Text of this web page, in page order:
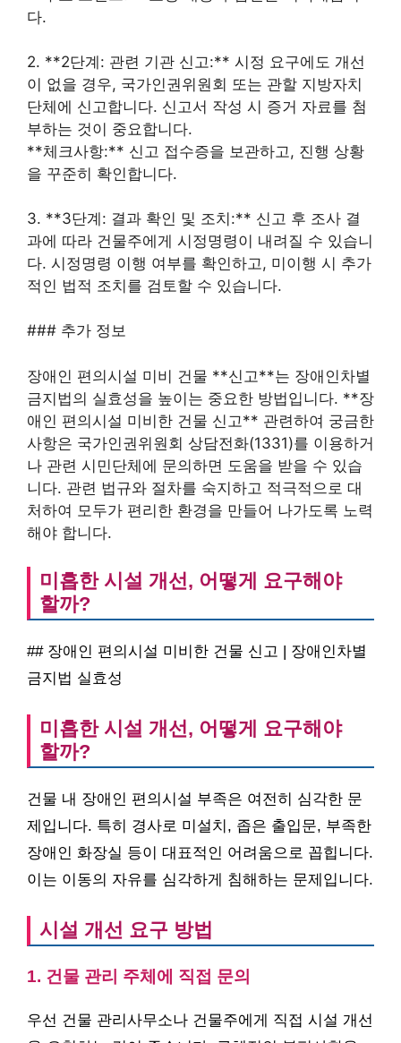
다.
2. **2단계: 관련 기관 신고:** 시정 요구에도 개선
이 없을 경우, 국가인권위원회 또는 관할 지방자치
단체에 신고합니다. 신고서 작성 시 증거 자료를 첨
부하는 것이 중요합니다.
**체크사항:** 신고 접수증을 보관하고, 진행 상황
을 꾸준히 확인합니다.
3. **3단계: 결과 확인 및 조치:** 신고 후 조사 결
과에 따라 건물주에게 시정명령이 내려질 수 있습니
다. 시정명령 이행 여부를 확인하고, 미이행 시 추가
적인 법적 조치를 검토할 수 있습니다.
### 추가 정보
장애인 편의시설 미비 건물 **신고**는 장애인차별
금지법의 실효성을 높이는 중요한 방법입니다. **장
애인 편의시설 미비한 건물 신고** 관련하여 궁금한
사항은 국가인권위원회 상담전화(1331)를 이용하거
나 관련 시민단체에 문의하면 도움을 받을 수 있습
니다. 관련 법규와 절차를 숙지하고 적극적으로 대
처하여 모두가 편리한 환경을 만들어 나가도록 노력
해야 합니다.
미흡한 시설 개선, 어떻게 요구해야
할까?
## 장애인 편의시설 미비한 건물 신고 | 장애인차별
금지법 실효성
미흡한 시설 개선, 어떻게 요구해야
할까?
건물 내 장애인 편의시설 부족은 여전히 심각한 문
제입니다. 특히 경사로 미설치, 좁은 출입문, 부족한
장애인 화장실 등이 대표적인 어려움으로 꼽힙니다.
이는 이동의 자유를 심각하게 침해하는 문제입니다.
시설 개선 요구 방법
1. 건물 관리 주체에 직접 문의
우선 건물 관리사무소나 건물주에게 직접 시설 개선